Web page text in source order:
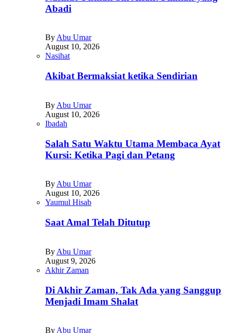
Abadi
ByAbu Umar
August 10, 2026
Nasihat
Akibat Bermaksiat ketika Sendirian
By Abu Umar
August 10, 2026
Ibadah
Salah Satu Waktu Utama Membaca Ayat
Kursi: Ketika Pagi dan Petang
By Abu Umar
August 10, 2026
Yaumul Hisab
Saat Amal Telah Ditutup
By Abu Umar
August 9, 2026
Akhir Zaman
Di Akhir Zaman, Tak Ada yang Sanggup
Menjadi Imam Shalat
By Abu Umar